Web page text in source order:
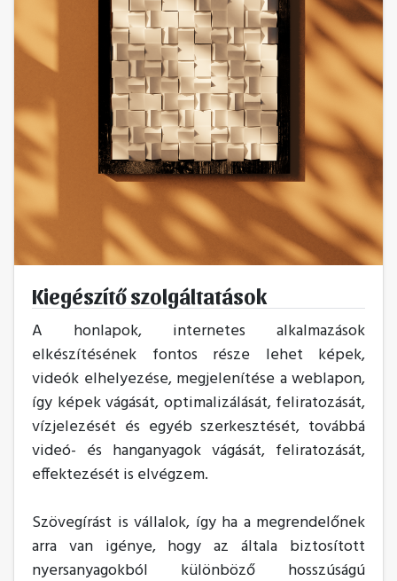
Kiegészítő szolgáltatások
A honlapok, internetes alkalmazások
elkészítésének fontos része lehet képek,
videók elhelyezése, megjelenítése a weblapon,
így képek vágását, optimalizálását, feliratozását,
vízjelezését és egyéb szerkesztését, továbbá
videó- és hanganyagok vágását, feliratozását,
effektezését is elvégzem.
Szövegírást is vállalok, így ha a megrendelőnek
arra van igénye, hogy az általa biztosított
nyersanyagokból különböző hosszúságú